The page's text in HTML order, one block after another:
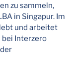
zu sammeln,
in Singapur. Im
und arbeitet
bei Interzero